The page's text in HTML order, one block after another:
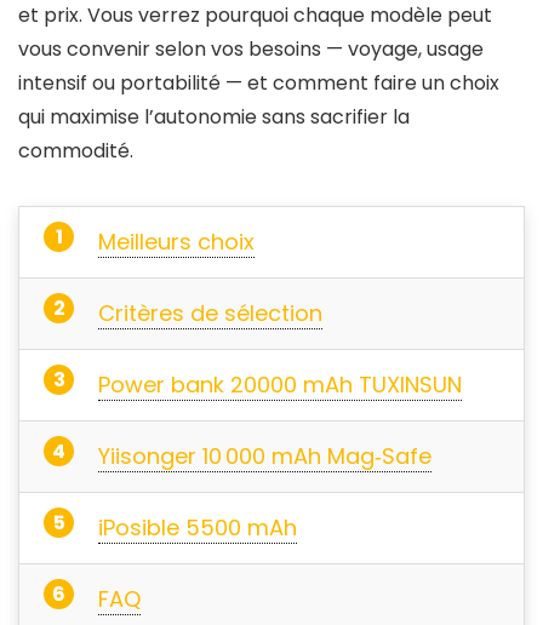
et prix. Vous verrez pourquoi chaque modèle peut
vous convenir selon vos besoins — voyage, usage
intensif ou portabilité — et comment faire un choix
qui maximise l’autonomie sans sacrifier la
commodité.
Meilleurs choix
Critères de sélection
Power bank 20000 mAh TUXINSUN
Yiisonger 10 000 mAh Mag‑Safe
iPosible 5500 mAh
FAQ